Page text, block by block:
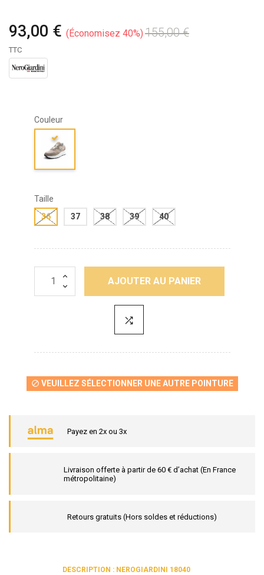
93,00 € Économisez 40% 155,00 €
TTC
Couleur
Taille
36
37 38 39 40
AJOUTER AU PANIER
 VEUILLEZ SÉLECTIONNER UNE AUTRE POINTURE
Payez en 2x ou 3x
Livraison offerte à partir de 60 € d’achat (En France
métropolitaine)
Retours gratuits (Hors soldes et réductions)
DESCRIPTION : NEROGIARDINI 18040